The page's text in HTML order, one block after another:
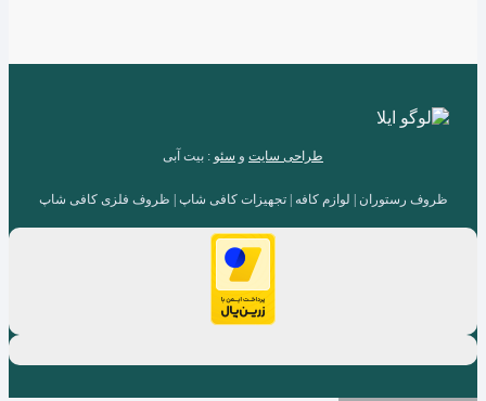
طراحی سایت و سئو : بیت آبی
ظروف رستوران | لوازم کافه | تجهیزات کافی شاپ | ظروف فلزی کافی شاپ